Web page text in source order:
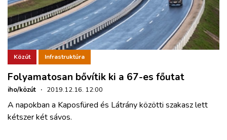
Közút Infrastruktúra
Folyamatosan bővítik ki a 67-es főutat
iho/közút · 2019.12.16. 12:00
A napokban a Kaposfüred és Látrány közötti szakasz lett
kétszer két sávos.